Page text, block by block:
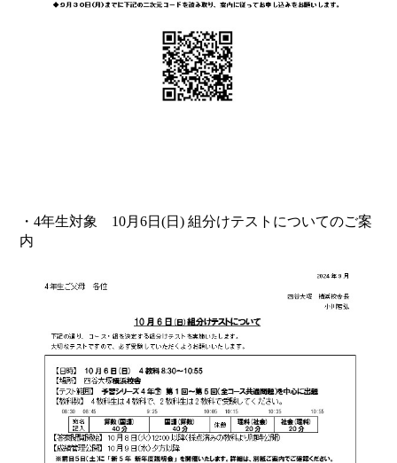
・4年生対象 10月6日(日) 組分けテストについてのご案
内